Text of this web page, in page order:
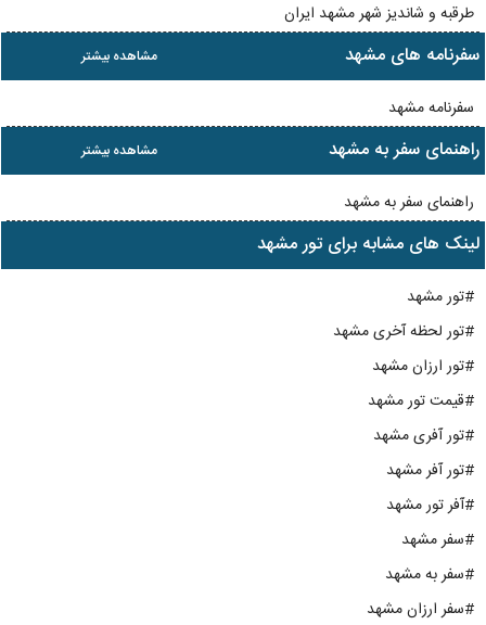
طرقبه و شاندیز شهر مشهد ایران
مشاهده بیشتر سفرنامه های مشهد
سفرنامه مشهد
مشاهده بیشتر راهنمای سفر به مشهد
راهنمای سفر به مشهد
لینک های مشابه برای تور مشهد
#تور مشهد
#تور لحظه آخری مشهد
#تور ارزان مشهد
#قیمت تور مشهد
#تور آفری مشهد
#تور آفر مشهد
#آفر تور مشهد
#سفر مشهد
#سفر به مشهد
#سفر ارزان مشهد